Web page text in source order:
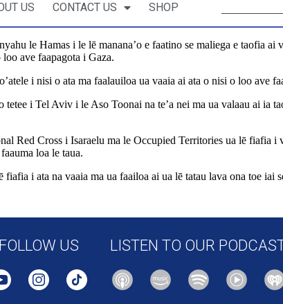
US CONTACT US SHOP
le Hamas i le lē manana’o e faatino se maliega e taofia
ave faapagota i Gaza.
i nisi o ata ma faalauiloa ua vaaia ai ata o nisi o loo ave
i Tel Aviv i le Aso Toonai na te’a nei ma ua valaau ai ia
Red Cross i Isaraelu ma le Occupied Territories ua lē fiafia i
loa le taua.
i ata na vaaia ma ua faailoa ai ua lē tatau lava ona toe iai
US LISTEN TO OUR